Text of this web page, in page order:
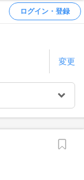
ログイン・登録
変更